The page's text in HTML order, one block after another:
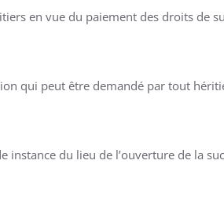
en vue du paiement des droits de
qui peut être demandé par tout
instance du lieu de l’ouverture de la